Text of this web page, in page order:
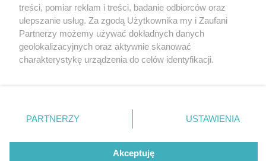
Nie zapomnij
zapoznać się z:
polityką prywatności regulamin korzystania z portali
Twojemiasto
Piekary Śląskie
Chorzów
Tarnowskie Góry
Gliwice
Skontakuj sięz nami
Kontakt
Wydawca
Redakcja
treści, pomiar reklam i treści, badanie odbiorców oraz
ulepszanie usług. Za zgodą Użytkownika my i Zaufani
Partnerzy możemy używać dokładnych danych
geolokalizacyjnych oraz aktywnie skanować
charakterystykę urządzenia do celów identyfikacji.
zmienić/wycofać klikając przycisk ustawień prywatności
znajdujący się w lewym dolnym rogu strony
rodzaje przetwarzania danych nie wymagają zgody
użytkownika, ale masz prawo sprzeciwić się takiemu
PARTNERZY USTAWIENIA
Akceptuję